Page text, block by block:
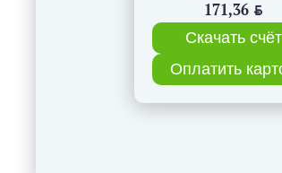
171,36 BYN
Скачать счёт
Оплатить